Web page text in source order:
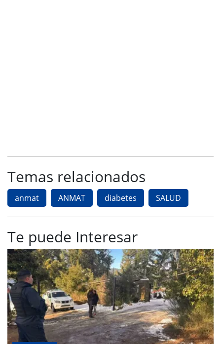
Temas relacionados
anmat ANMAT diabetes SALUD
Te puede Interesar